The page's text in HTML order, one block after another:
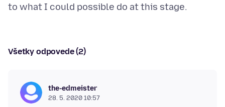
Všetky odpovede (2)
the-edmeister
28. 5. 2020 10:57